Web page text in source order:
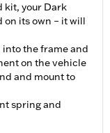
kit, your Dark
on its own – it will
the frame and
on the vehicle
and mount to
spring and